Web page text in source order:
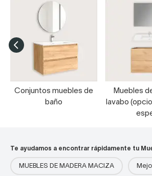
Conjuntos muebles de
baño
Muebles
lavabo
Te ayudamos a encontrar rápidamente tu
MUEBLES DE MADERA MACIZA